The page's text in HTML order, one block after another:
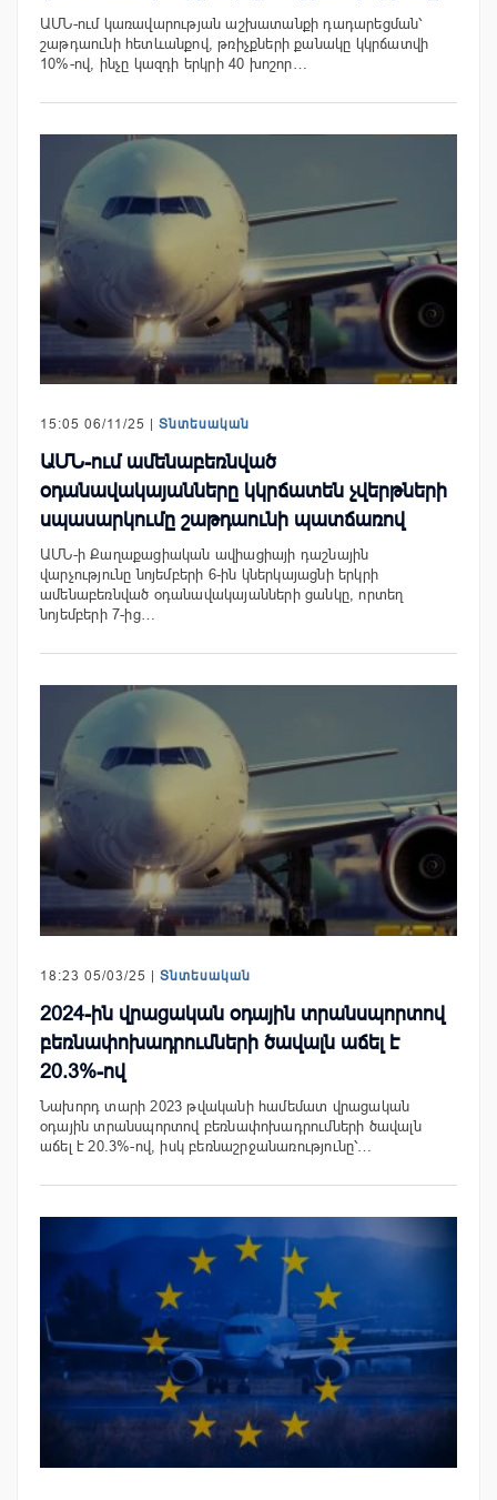
ԱՄՆ-ում կառավարության աշխատանքի դադարեցման՝
շաթդաունի հետևանքով, թռիչքների քանակը կկրճատվի
10%-ով, ինչը կազդի երկրի 40 խոշոր…
15:05 06/11/25 | Տնտեսական
ԱՄՆ-ում ամենաբեռնված
օդանավակայանները կկրճատեն չվերթների
սպասարկումը շաթդաունի պատճառով
ԱՄՆ-ի Քաղաքացիական ավիացիայի դաշնային
վարչությունը նոյեմբերի 6-ին կներկայացնի երկրի
ամենաբեռնված օդանավակայանների ցանկը, որտեղ
նոյեմբերի 7-ից…
18:23 05/03/25 | Տնտեսական
2024-ին վրացական օդային տրանսպորտով
բեռնափոխադրումների ծավալն աճել է
20.3%-ով
Նախորդ տարի 2023 թվականի համեմատ վրացական
օդային տրանսպորտով բեռնափոխադրումների ծավալն
աճել է 20.3%-ով, իսկ բեռնաշրջանառությունը՝…